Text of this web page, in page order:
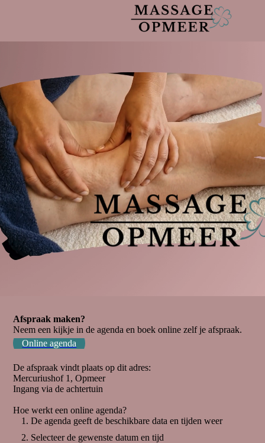
Afspraak maken?
Neem een kijkje in de agenda en boek online zelf je afspraak.
Online agenda
De afspraak vindt plaats op dit adres:
Mercuriushof 1, Opmeer
Ingang via de achtertuin
Hoe werkt een online agenda?
De agenda geeft de beschikbare data en tijden weer
Selecteer de gewenste datum en tijd